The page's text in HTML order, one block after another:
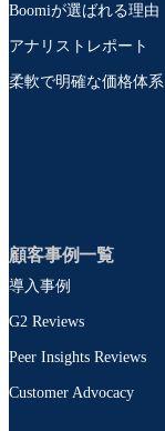
Boomiが選ばれる理由
アナリストレポート
柔軟で明確な価格体系
顧客事例一覧
導入事例
G2 Reviews
Peer Insights Reviews
Customer Advocacy